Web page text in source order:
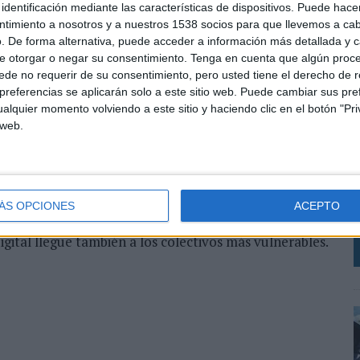
mediante las características de dispositivos. Puede
a nosotros y a nuestros 1538 socios para que llevemos a
De forma alternativa, puede acceder a información más detallada y
otorgar o negar su consentimiento. Tenga en cuenta que algún
no requerir de su consentimiento, pero usted tiene el derecho de
se aplicarán solo a este sitio web. Puede cambiar sus
momento volviendo a este sitio y haciendo clic en el botón
OPCIONES ACEPTO
y de comunicación relacionadas con los
y emprendimiento que lleva a cabo la
de las estrategias de comunicación
de actuación de la organización como, por ejemplo,
“Conecta Empleo”. Del mismo modo participará
exposiciones, congresos y talleres que
promovido por la Fundación Telefónica.
función encauzar las iniciativas sociales de
6 millones de personas fueron beneficiarios de los
cultura digital, voluntariado corporativo
con un objetivo común, conectar a las personas
llegue también a los colectivos más vulnerables.